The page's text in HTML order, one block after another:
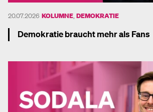
20.07.2026 KOLUMNE DEMOKRATIE
Demokratie braucht mehr als Fans